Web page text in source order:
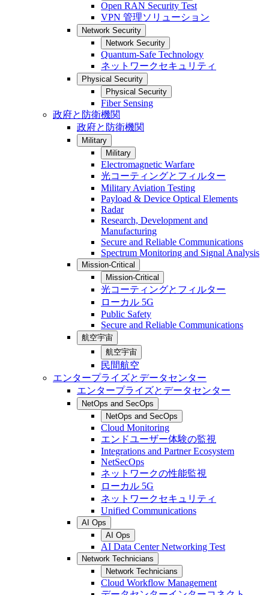
Open RAN Security Test
VPN 管理ソリューション
Network Security
Network Security
Quantum-Safe Technology
ネットワークセキュリティ
Physical Security
Physical Security
Fiber Sensing
政府と防衛機関
政府と防衛機関
Military
Military
Electromagnetic Warfare
光コーティングとフィルター
Military Aviation Testing
Payload & Device Optical Elements
Radar
Research, Development and
Manufacturing
Secure and Reliable Communications
Spectrum Monitoring and Signal Analysis
Mission-Critical
Mission-Critical
光コーティングとフィルター
ローカル 5G
Public Safety
Secure and Reliable Communications
航空宇宙
航空宇宙
民間航空
エンタープライズとデータセンター
エンタープライズとデータセンター
NetOps and SecOps
NetOps and SecOps
Cloud Monitoring
エンドユーザー体験の監視
Integrations and Partner Ecosystem
NetSecOps
ネットワークの性能監視
ローカル 5G
ネットワークセキュリティ
Unified Communications
AI Ops
AI Ops
AI Data Center Networking Test
Network Technicians
Network Technicians
Cloud Workflow Management